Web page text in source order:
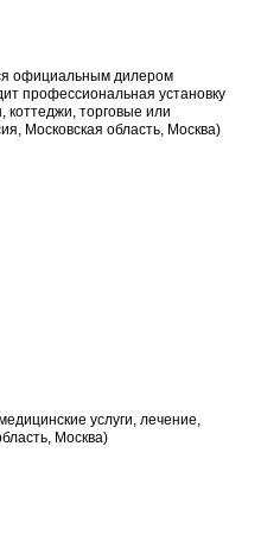
официальным дилером
профессиональная установку
торговые или
Московская область, Москва)
услуги, лечение,
Москва)